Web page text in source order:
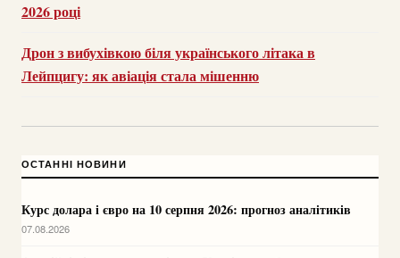
2026 році
Дрон з вибухівкою біля українського літака в
Лейпцигу: як авіація стала мішенню
ОСТАННІ НОВИНИ
Курс долара і євро на 10 серпня 2026: прогноз аналітиків
07.08.2026